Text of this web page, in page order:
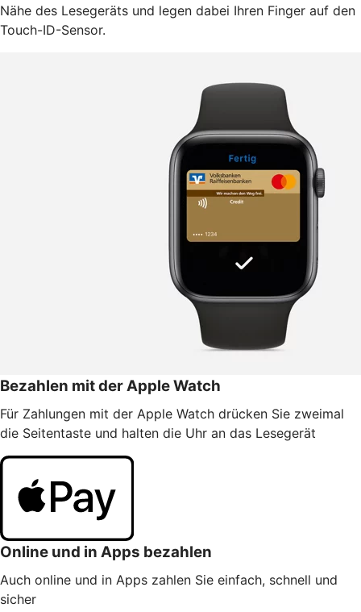
Nähe des Lesegeräts und legen dabei Ihren Finger auf den
Touch-ID-Sensor.
Bezahlen mit der Apple Watch
Für Zahlungen mit der Apple Watch drücken Sie zweimal
die Seitentaste und halten die Uhr an das Lesegerät
Online und in Apps bezahlen
Auch online und in Apps zahlen Sie einfach, schnell und
sicher